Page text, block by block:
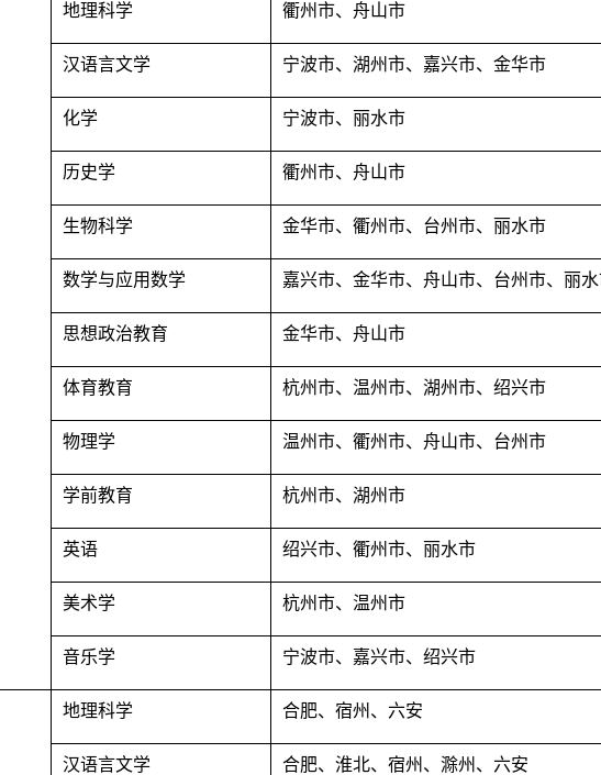
地理科学 衢州市、舟山市
汉语言文学 宁波市、湖州市、嘉兴市、金华市
化学 宁波市、丽水市
历史学 衢州市、舟山市
生物科学 金华市、衢州市、台州市、丽水市
数学与应用数学 嘉兴市、金华市、舟山市、台州市、丽
思想政治教育 金华市、舟山市
体育教育 杭州市、温州市、湖州市、绍兴市
物理学 温州市、衢州市、舟山市、台州市
学前教育 杭州市、湖州市
英语 绍兴市、衢州市、丽水市
美术学 杭州市、温州市
音乐学 宁波市、嘉兴市、绍兴市
地理科学 合肥、宿州、六安
汉语言文学 合肥、淮北、宿州、滁州、六安